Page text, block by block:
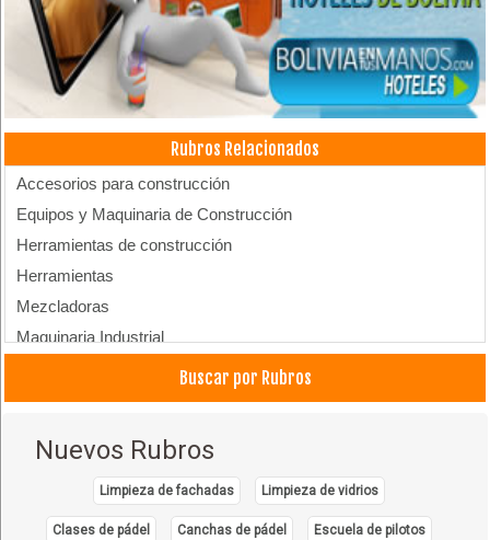
Rubros Relacionados
Accesorios para construcción
Equipos y Maquinaria de Construcción
Herramientas de construcción
Herramientas
Mezcladoras
Maquinaria Industrial
Materiales de Construcción
Repuestos para maquinaria industrial
Buscar por Rubros
Nuevos Rubros
Limpieza de fachadas Limpieza de vidrios
Clases de pádel Canchas de pádel Escuela de pilotos